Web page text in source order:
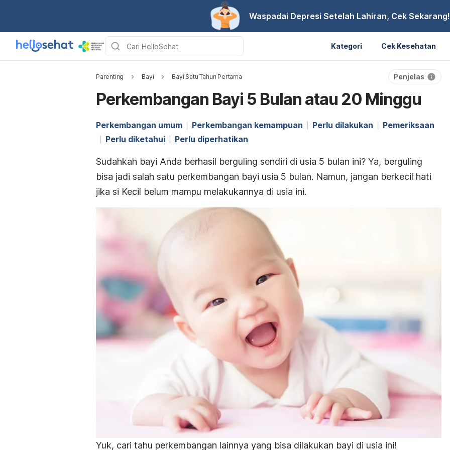
Waspadai Depresi Setelah Lahiran, Cek Sekarang!
Kategori Cek Kesehatan
Parenting Bayi Bayi Satu Tahun Pertama Penjelas
Perkembangan Bayi 5 Bulan atau 20 Minggu
Perkembangan umum Perkembangan kemampuan Perlu dilakukan
Pemeriksaan
Perlu diketahui
Perlu diperhatikan
Sudahkah bayi Anda berhasil berguling sendiri di usia 5 bulan ini? Ya, berguling
bisa jadi salah satu perkembangan bayi usia 5 bulan. Namun, jangan berkecil hati
jika si Kecil belum mampu melakukannya di usia ini.
Yuk, cari tahu perkembangan lainnya yang bisa dilakukan bayi di usia ini!